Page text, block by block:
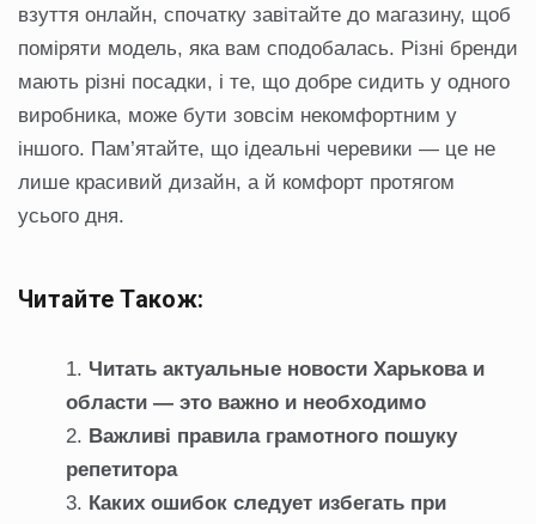
взуття онлайн, спочатку завітайте до магазину, щоб
поміряти модель, яка вам сподобалась. Різні бренди
мають різні посадки, і те, що добре сидить у одного
виробника, може бути зовсім некомфортним у
іншого. Пам’ятайте, що ідеальні черевики — це не
лише красивий дизайн, а й комфорт протягом
усього дня.
Читайте Також:
Читать актуальные новости Харькова и
области — это важно и необходимо
Важливі правила грамотного пошуку
репетитора
Каких ошибок следует избегать при